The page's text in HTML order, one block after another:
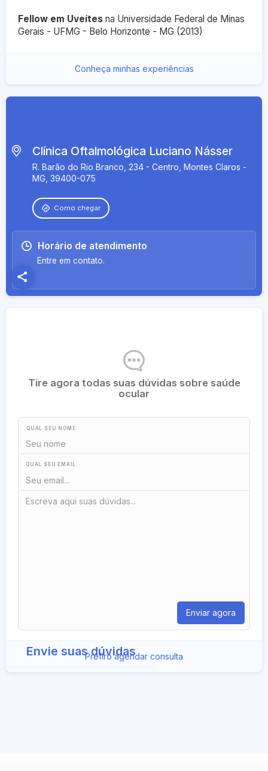
Conheça minhas experiências
Fellow em Uveítes na Universidade Federal de Minas
Gerais - UFMG - Belo Horizonte - MG (2013)
Clínica Oftalmológica Luciano Násser
R. Barão do Rio Branco, 234 - Centro, Montes Claros -
MG, 39400-075
Como chegar
Horário de atendimento
Entre em contato.
Prefiro agendar consulta
Tire agora todas suas dúvidas sobre saúde
ocular
QUAL SEU EMAIL
QUAL SEU NOME
Envie suas dúvidas